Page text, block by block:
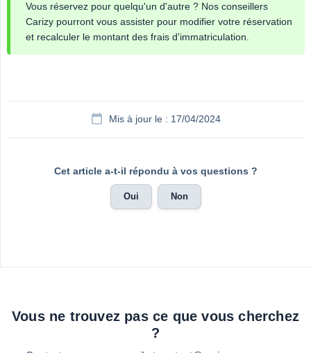
Vous réservez pour quelqu'un d'autre ? Nos conseillers
Carizy pourront vous assister pour modifier votre réservation
et recalculer le montant des frais d'immatriculation.
Mis à jour le : 17/04/2024
Cet article a-t-il répondu à vos questions ?
Oui Non
Vous ne trouvez pas ce que vous cherchez
?